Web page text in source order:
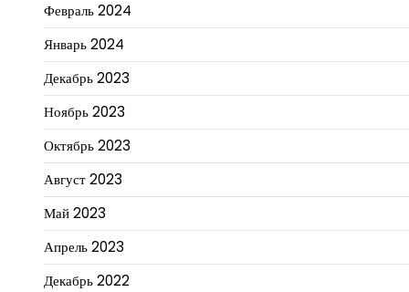
Февраль 2024
Январь 2024
Декабрь 2023
Ноябрь 2023
Октябрь 2023
Август 2023
Май 2023
Апрель 2023
Декабрь 2022